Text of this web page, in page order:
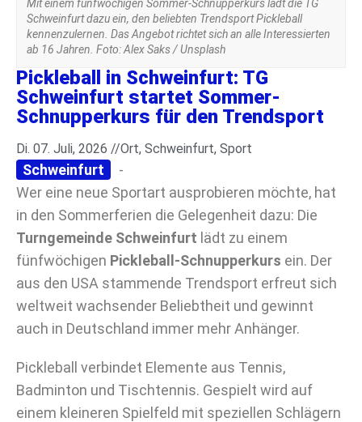
Mit einem fünfwöchigen Sommer-Schnupperkurs lädt die TG
Schweinfurt dazu ein, den beliebten Trendsport Pickleball
kennenzulernen. Das Angebot richtet sich an alle Interessierten
ab 16 Jahren. Foto: Alex Saks / Unsplash
Pickleball in Schweinfurt: TG
Schweinfurt startet Sommer-
Schnupperkurs für den Trendsport
Di. 07. Juli, 2026 //Ort, Schweinfurt, Sport
Schweinfurt
-
Wer eine neue Sportart ausprobieren möchte, hat
in den Sommerferien die Gelegenheit dazu: Die
Turngemeinde Schweinfurt lädt zu einem
fünfwöchigen Pickleball-Schnupperkurs ein. Der
aus den USA stammende Trendsport erfreut sich
weltweit wachsender Beliebtheit und gewinnt
auch in Deutschland immer mehr Anhänger.
Pickleball verbindet Elemente aus Tennis,
Badminton und Tischtennis. Gespielt wird auf
einem kleineren Spielfeld mit speziellen Schlägern